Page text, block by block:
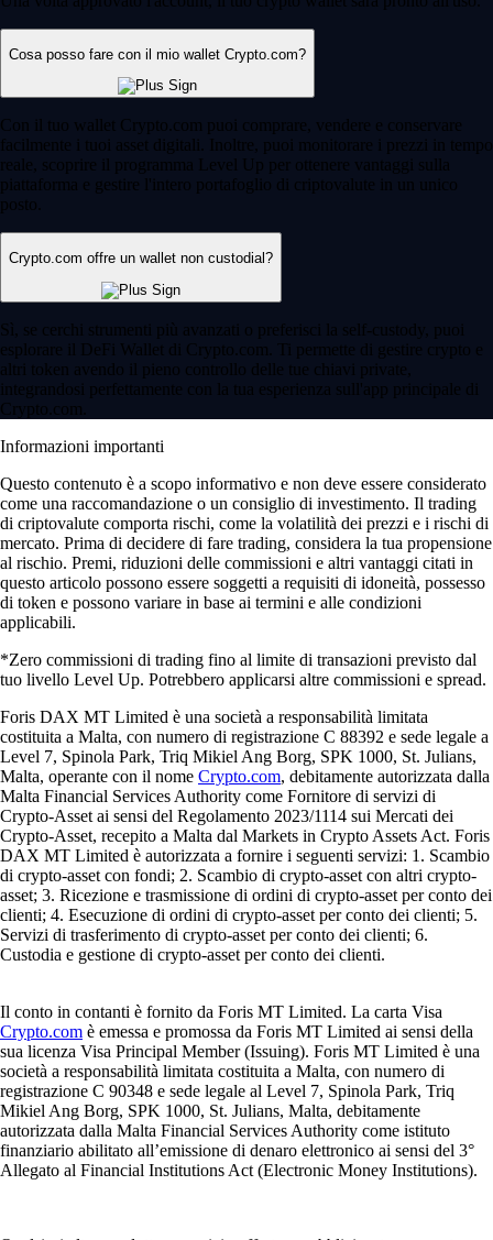
Cosa posso fare con il mio wallet Crypto.com?
Con il tuo wallet Crypto.com puoi comprare, vendere e conservare
facilmente i tuoi asset digitali. Inoltre, puoi monitorare i prezzi in tempo
reale, scoprire il programma Level Up per ottenere vantaggi sulla
piattaforma e gestire l'intero portafoglio di criptovalute in un unico
posto.
Crypto.com offre un wallet non custodial?
Sì, se cerchi strumenti più avanzati o preferisci la self-custody, puoi
esplorare il DeFi Wallet di Crypto.com. Ti permette di gestire crypto e
altri token avendo il pieno controllo delle tue chiavi private,
integrandosi perfettamente con la tua esperienza sull'app principale di
Crypto.com.
Informazioni importanti
Questo contenuto è a scopo informativo e non deve essere considerato
come una raccomandazione o un consiglio di investimento. Il trading
di criptovalute comporta rischi, come la volatilità dei prezzi e i rischi di
mercato. Prima di decidere di fare trading, considera la tua propensione
al rischio. Premi, riduzioni delle commissioni e altri vantaggi citati in
questo articolo possono essere soggetti a requisiti di idoneità, possesso
di token e possono variare in base ai termini e alle condizioni
applicabili.
*Zero commissioni di trading fino al limite di transazioni previsto dal
tuo livello Level Up. Potrebbero applicarsi altre commissioni e spread.
Foris DAX MT Limited è una società a responsabilità limitata
costituita a Malta, con numero di registrazione C 88392 e sede legale a
Level 7, Spinola Park, Triq Mikiel Ang Borg, SPK 1000, St. Julians,
Malta, operante con il nome Crypto.com, debitamente autorizzata dalla
Malta Financial Services Authority come Fornitore di servizi di
Crypto-Asset ai sensi del Regolamento 2023/1114 sui Mercati dei
Crypto-Asset, recepito a Malta dal Markets in Crypto Assets Act. Foris
DAX MT Limited è autorizzata a fornire i seguenti servizi: 1. Scambio
di crypto-asset con fondi; 2. Scambio di crypto-asset con altri crypto-
asset; 3. Ricezione e trasmissione di ordini di crypto-asset per conto dei
clienti; 4. Esecuzione di ordini di crypto-asset per conto dei clienti; 5.
Servizi di trasferimento di crypto-asset per conto dei clienti; 6.
Custodia e gestione di crypto-asset per conto dei clienti.
Il conto in contanti è fornito da Foris MT Limited. La carta Visa
Crypto.com è emessa e promossa da Foris MT Limited ai sensi della
sua licenza Visa Principal Member (Issuing). Foris MT Limited è una
società a responsabilità limitata costituita a Malta, con numero di
registrazione C 90348 e sede legale al Level 7, Spinola Park, Triq
Mikiel Ang Borg, SPK 1000, St. Julians, Malta, debitamente
autorizzata dalla Malta Financial Services Authority come istituto
finanziario abilitato all’emissione di denaro elettronico ai sensi del 3°
Allegato al Financial Institutions Act (Electronic Money Institutions).